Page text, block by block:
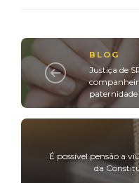
BLOG
Justiça de
paternidade
É possível pensão a
da